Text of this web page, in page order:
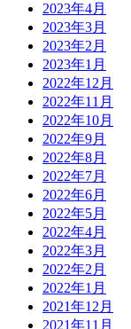
2023年4月
2023年3月
2023年2月
2023年1月
2022年12月
2022年11月
2022年10月
2022年9月
2022年8月
2022年7月
2022年6月
2022年5月
2022年4月
2022年3月
2022年2月
2022年1月
2021年12月
2021年11月